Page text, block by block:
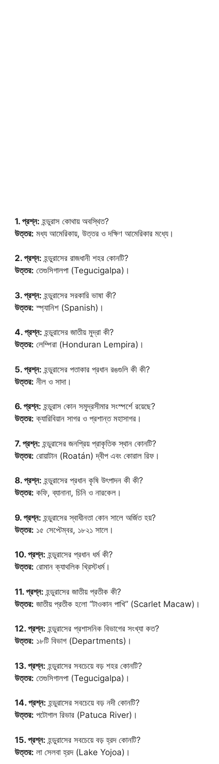
1. প্রশ্ন: হন্ডুরাস কোথায় অবস্থিত?
উত্তর: মধ্য আমেরিকায়, উত্তর ও দক্ষিণ আমেরিকার মধ্যে।
2. প্রশ্ন: হন্ডুরাসের রাজধানী শহর কোনটি?
উত্তর: তেগুসিগালপা (Tegucigalpa)।
3. প্রশ্ন: হন্ডুরাসের সরকারি ভাষা কী?
উত্তর: স্প্যানিশ (Spanish)।
4. প্রশ্ন: হন্ডুরাসের জাতীয় মুদ্রা কী?
উত্তর: লেম্পিরা (Honduran Lempira)।
5. প্রশ্ন: হন্ডুরাসের পতাকার প্রধান রঙগুলি কী কী?
উত্তর: নীল ও সাদা।
6. প্রশ্ন: হন্ডুরাস কোন সমুদ্রসীমার সংস্পর্শে রয়েছে?
উত্তর: ক্যারিবিয়ান সাগর ও প্রশান্ত মহাসাগর।
7. প্রশ্ন: হন্ডুরাসের জনপ্রিয় প্রাকৃতিক স্থান কোনটি?
উত্তর: রোয়াটান (Roatán) দ্বীপ এবং কোরাল রিফ।
8. প্রশ্ন: হন্ডুরাসের প্রধান কৃষি উৎপাদন কী কী?
উত্তর: কফি, ব্যানানা, চিনি ও নারকেল।
9. প্রশ্ন: হন্ডুরাসের স্বাধীনতা কোন সালে অর্জিত হয়?
উত্তর: ১৫ সেপ্টেম্বর, ১৮২১ সালে।
10. প্রশ্ন: হন্ডুরাসের প্রধান ধর্ম কী?
উত্তর: রোমান ক্যাথলিক খ্রিস্টধর্ম।
11. প্রশ্ন: হন্ডুরাসের জাতীয় প্রতীক কী?
উত্তর: জাতীয় প্রতীক হলো “টাওকান পাখি” (Scarlet Macaw)।
12. প্রশ্ন: হন্ডুরাসের প্রশাসনিক বিভাগের সংখ্যা কত?
উত্তর: ১৮টি বিভাগ (Departments)।
13. প্রশ্ন: হন্ডুরাসের সবচেয়ে বড় শহর কোনটি?
উত্তর: তেগুসিগালপা (Tegucigalpa)।
14. প্রশ্ন: হন্ডুরাসের সবচেয়ে বড় নদী কোনটি?
উত্তর: পটোগাল রিভার (Patuca River)।
15. প্রশ্ন: হন্ডুরাসের সবচেয়ে বড় হ্রদ কোনটি?
উত্তর: লা সেলবা হ্রদ (Lake Yojoa)।